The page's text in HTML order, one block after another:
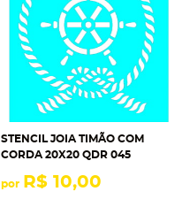
STENCIL JOIA TIMÃO COM
CORDA 20X20 QDR 045
por R$ 10,00